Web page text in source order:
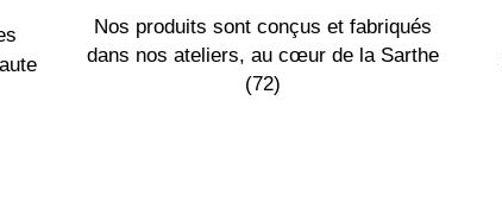
Nos produits sont conçus et fabriqués
dans nos ateliers, au cœur de la Sarthe
(72)